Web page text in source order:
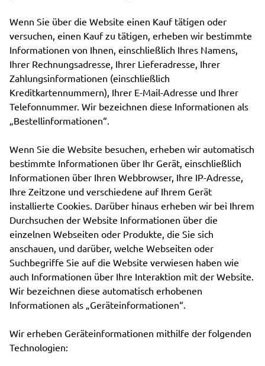
Wenn Sie über die Website einen Kauf tätigen oder
versuchen, einen Kauf zu tätigen, erheben wir bestimmte
Informationen von Ihnen, einschließlich Ihres Namens,
Ihrer Rechnungsadresse, Ihrer Lieferadresse, Ihrer
Zahlungsinformationen (einschließlich
Kreditkartennummern), Ihrer E-Mail-Adresse und Ihrer
Telefonnummer. Wir bezeichnen diese Informationen als
„Bestellinformationen“.
Wenn Sie die Website besuchen, erheben wir automatisch
bestimmte Informationen über Ihr Gerät, einschließlich
Informationen über Ihren Webbrowser, Ihre IP-Adresse,
Ihre Zeitzone und verschiedene auf Ihrem Gerät
installierte Cookies. Darüber hinaus erheben wir bei Ihrem
Durchsuchen der Website Informationen über die
einzelnen Webseiten oder Produkte, die Sie sich
anschauen, und darüber, welche Webseiten oder
Suchbegriffe Sie auf die Website verwiesen haben wie
auch Informationen über Ihre Interaktion mit der Website.
Wir bezeichnen diese automatisch erhobenen
Informationen als „Geräteinformationen“.
Wir erheben Geräteinformationen mithilfe der folgenden
Technologien: